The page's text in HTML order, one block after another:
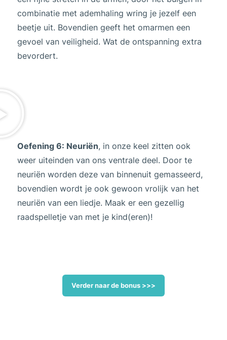
combinatie met ademhaling wring je jezelf een
beetje uit. Bovendien geeft het omarmen een
gevoel van veiligheid. Wat de ontspanning extra
bevordert.
Oefening 6: Neuriën, in onze keel zitten ook
weer uiteinden van ons ventrale deel. Door te
neuriën worden deze van binnenuit gemasseerd,
bovendien wordt je ook gewoon vrolijk van het
neuriën van een liedje. Maak er een gezellig
raadspelletje van met je kind(eren)!
Verder naar de bonus >>>